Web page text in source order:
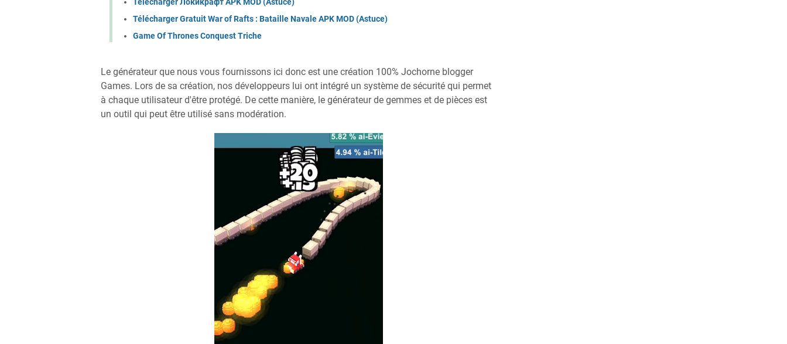
Télécharger Локикрафт APK MOD (Astuce)
Télécharger Gratuit War of Rafts : Bataille Navale APK MOD (Astuce)
Game Of Thrones Conquest Triche
Le générateur que nous vous fournissons ici donc est une création 100% Jochorne blogger
Games. Lors de sa création, nos développeurs lui ont intégré un système de sécurité qui permet
à chaque utilisateur d'être protégé. De cette manière, le générateur de gemmes et de pièces est
un outil qui peut être utilisé sans modération.